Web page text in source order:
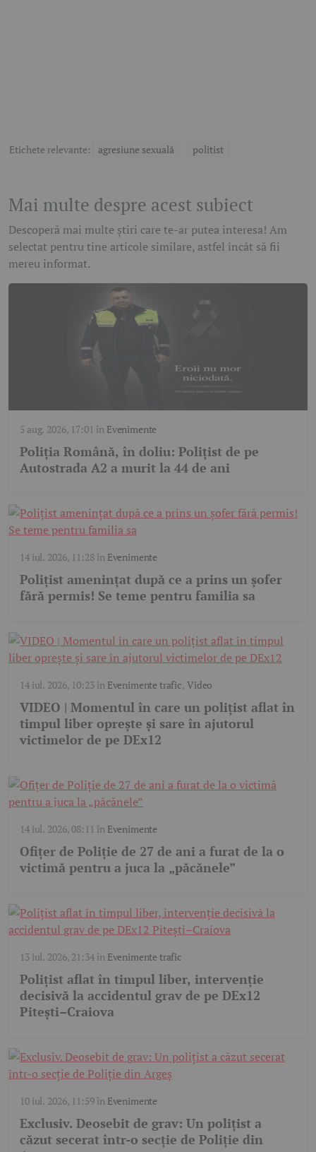
Etichete relevante: agresiune sexuală politist
Mai multe despre acest subiect
Descoperă mai multe știri care te-ar putea interesa! Am
selectat pentru tine articole similare, astfel încât să fii
mereu informat.
5 aug. 2026, 17:01 în Evenimente
Poliția Română, în doliu: Polițist de pe
Autostrada A2 a murit la 44 de ani
14 iul. 2026, 11:28în Evenimente
Polițist amenințat după ce a prins un șofer
fără permis! Se teme pentru familia sa
14 iul. 2026, 10:23în Evenimente trafic, Video
VIDEO | Momentul în care un polițist aflat în
timpul liber oprește și sare în ajutorul
victimelor de pe DEx12
14 iul. 2026, 08:11 în Evenimente
Ofițer de Poliție de 27 de ani a furat de la o
victimă pentru a juca la „păcănele”
13 iul. 2026, 21:34în Evenimente trafic
Polițist aflat în timpul liber, intervenție
decisivă la accidentul grav de pe DEx12
Pitești–Craiova
10 iul. 2026, 11:59în Evenimente
Exclusiv. Deosebit de grav: Un polițist a
căzut secerat într-o secție de Poliție din